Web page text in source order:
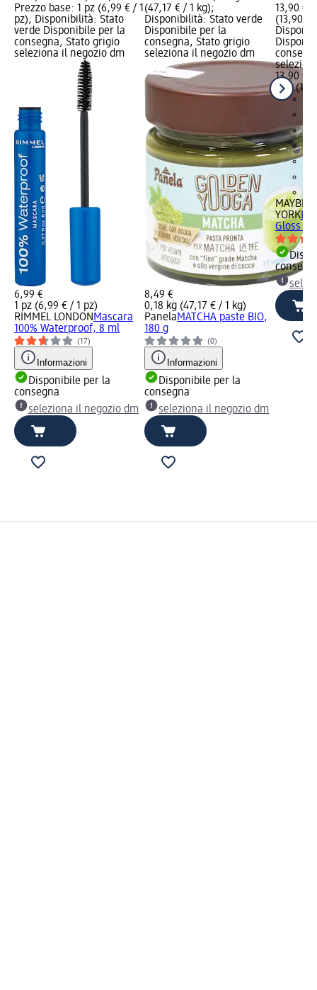
Prezzo base: 1 pz (6,99 € / 1
pz); Disponibilità: Stato
verde Disponibile per la
consegna, Stato grigio
seleziona il negozio dm
6,99 €
1 pz (6,99 € / 1 pz)
RIMMEL LONDON Mascara
100% Waterproof, 8 ml
(17)
Informazioni
Disponibile per la
consegna
seleziona il negozio dm
(47,17 € / 1 kg);
Disponibilità: Stato verde
Disponibile per la
consegna, Stato grigio
seleziona il negozio dm
8,49 €
0,18 kg (47,17 € / 1 kg)
PanelaMATCHA paste BIO,
180 g
(0)
Informazioni
Disponibile per la
consegna
seleziona il negozio dm
13,90 €;
(13,90 €
13,90 €
1 pz
YORK
Gloss -